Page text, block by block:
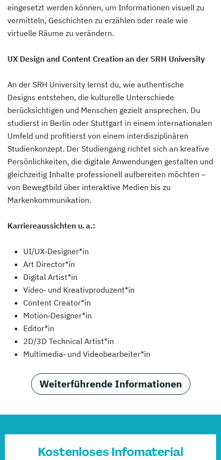
eingesetzt werden können, um Informationen visuell zu
vermitteln, Geschichten zu erzählen oder reale wie
virtuelle Räume zu verändern.
UX Design and Content Creation an der SRH University
An der SRH University lernst du, wie authentische
Designs entstehen, die kulturelle Unterschiede
berücksichtigen und Menschen gezielt ansprechen. Du
studierst in Berlin oder Stuttgart in einem internationalen
Umfeld und profitierst von einem interdisziplinären
Studienkonzept. Der Studiengang richtet sich an kreative
Persönlichkeiten, die digitale Anwendungen gestalten und
gleichzeitig Inhalte professionell aufbereiten möchten –
von Bewegtbild über interaktive Medien bis zu
Markenkommunikation.
Karriereaussichten u. a.:
UI/UX‑Designer*in
Art Director*in
Digital Artist*in
Video‑ und Kreativproduzent*in
Content Creator*in
Motion‑Designer*in
Editor*in
2D/3D Technical Artist*in
Multimedia‑ und Videobearbeiter*in
Weiterführende Informationen
Kostenloses Infomaterial